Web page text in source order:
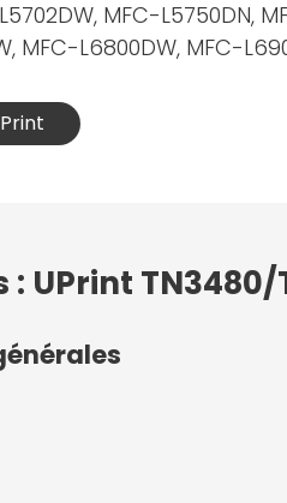
MFC-L5750DN,
MFC-L6800DW, MFC-
UPrint TN3480/